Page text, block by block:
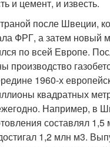
и цемент, и известь.
после Швеции,
ФРГ, а затем новый
по всей Европе.
производство
1960-х
квадратных
Например, в
составлял
1,2 млн м3.